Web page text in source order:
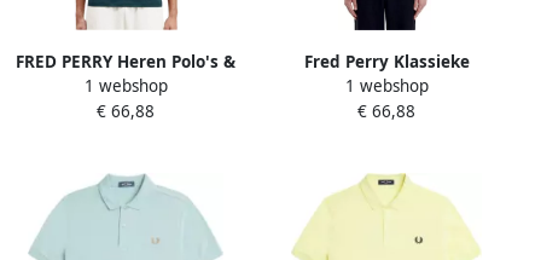
FRED PERRY Heren Polo's &
T-shirts Ringer T-shirt Petrol
1 webshop
€ 66,88
Fred Perry Klassieke
Collectie T-shirts en Polos
Yellow Heren
1 webshop
€ 66,88